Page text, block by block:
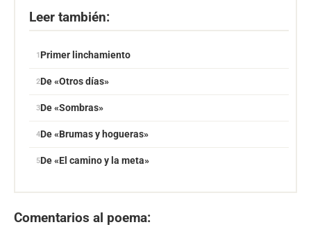
Leer también:
Primer linchamiento
De «Otros días»
De «Sombras»
De «Brumas y hogueras»
De «El camino y la meta»
Comentarios al poema: